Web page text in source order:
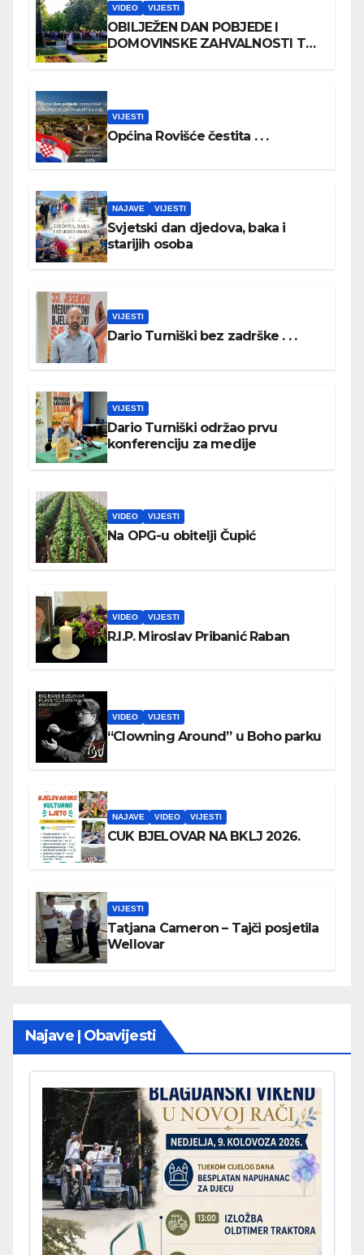
VIDEO VIJESTI
OBILJEŽEN DAN POBJEDE I
DOMOVINSKE ZAHVALNOSTI TE
VIJESTI
Općina Rovišće čestita . . .
NAJAVE VIJESTI
Svjetski dan djedova, baka i
starijih osoba
VIJESTI
Dario Turniški bez zadrške . . .
VIJESTI
Dario Turniški održao prvu
konferenciju za medije
VIDEO VIJESTI
Na OPG-u obitelji Čupić
VIDEO VIJESTI
R.I.P. Miroslav Pribanić Raban
VIDEO VIJESTI
“Clowning Around” u Boho parku
NAJAVE VIDEO VIJESTI
CUK BJELOVAR NA BKLJ 2026.
VIJESTI
Tatjana Cameron – Tajči posjetila
Wellovar
Najave | Obavijesti